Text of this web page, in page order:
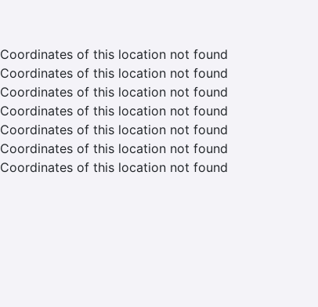
Coordinates of this location not found
Coordinates of this location not found
Coordinates of this location not found
Coordinates of this location not found
Coordinates of this location not found
Coordinates of this location not found
Coordinates of this location not found